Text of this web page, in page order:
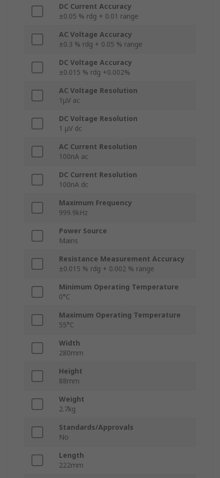
DC Current Accuracy
±0.05 % rdg + 0.01 range
AC Voltage Accuracy
±0.3 % rdg + 0.05 % range
DC Voltage Accuracy
±0.015 % rdg +0.002%
AC Voltage Resolution
1μV ac
DC Voltage Resolution
1 μV dc
AC Current Resolution
100nA ac
DC Current Resolution
100nA dc
Maximum Frequency
999.9kHz
Power Source
Mains
Resistance Measurement Accuracy
±0.015 % rdg + 0.002 % range
Minimum Operating Temperature
0°C
Maximum Operating Temperature
55°C
Width
280mm
Height
88mm
Weight
2.7kg
Standards/Approvals
No
Length
222mm